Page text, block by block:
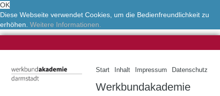
OK
Diese Webseite verwendet Cookies, um die Bedienfreundlichkeit zu
erhöhen. Weitere Informationen.
Start Inhalt Impressum Datenschutz
Werkbundakademie